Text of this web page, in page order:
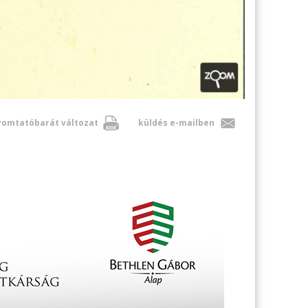
változat küldés e-mailben